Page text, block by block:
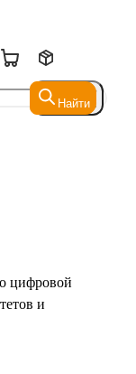
Найти
Найти
цифровой
и